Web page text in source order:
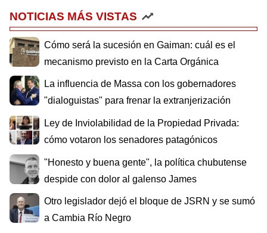
NOTICIAS MÁS VISTAS
Cómo será la sucesión en Gaiman: cuál es el
mecanismo previsto en la Carta Orgánica
La influencia de Massa con los gobernadores
"dialoguistas" para frenar la extranjerización
Ley de Inviolabilidad de la Propiedad Privada:
cómo votaron los senadores patagónicos
"Honesto y buena gente", la política chubutense
despide con dolor al galenso James
Otro legislador dejó el bloque de JSRN y se sumó
a Cambia Río Negro